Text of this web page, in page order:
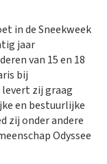
in de Sneekweek
jaar
van 15 en 18
bij
zij graag
en bestuurlijke
zij onder andere
Odyssee